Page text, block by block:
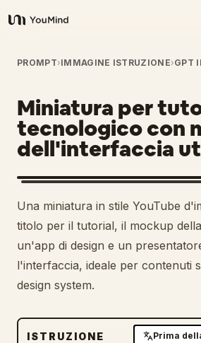
YouMind
Panoramica
Casi d'uso
Abilità
Prompt
Prezzi
Scarica
Blog
PROMPT›IMMAGINE ISTRUZIONE›GPT
Miniatura per
tecnologico con
dell'interfaccia
Una miniatura in stile YouTube
titolo per il tutorial, il mockup
un'app di design e un
l'interfaccia, ideale per contenuti
design system.
ISTRUZIONE Prima